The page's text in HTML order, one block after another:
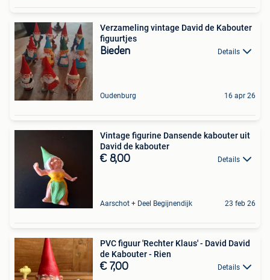
Verzameling vintage David de Kabouter
figuurtjes
Bieden Details
Oudenburg 16 apr 26
Vintage figurine Dansende kabouter uit
David de kabouter
€ 8,00 Details
Aarschot + Deel Begijnendijk 23 feb 26
PVC figuur 'Rechter Klaus' - David David
de Kabouter - Rien
€ 7,00 Details